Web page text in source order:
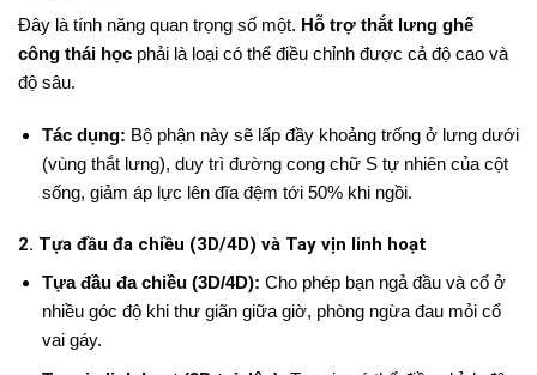
Đây là tính năng quan trọng số một. Hỗ trợ thắt lưng ghế
công thái học phải là loại có thể điều chỉnh được cả độ cao và
độ sâu.
Tác dụng: Bộ phận này sẽ lấp đầy khoảng trống ở lưng dưới
(vùng thắt lưng), duy trì đường cong chữ S tự nhiên của cột
sống, giảm áp lực lên đĩa đệm tới 50% khi ngồi.
2. Tựa đầu đa chiều (3D/4D) và Tay vịn linh hoạt
Tựa đầu đa chiều (3D/4D): Cho phép bạn ngả đầu và cổ ở
nhiều góc độ khi thư giãn giữa giờ, phòng ngừa đau mỏi cổ
vai gáy.